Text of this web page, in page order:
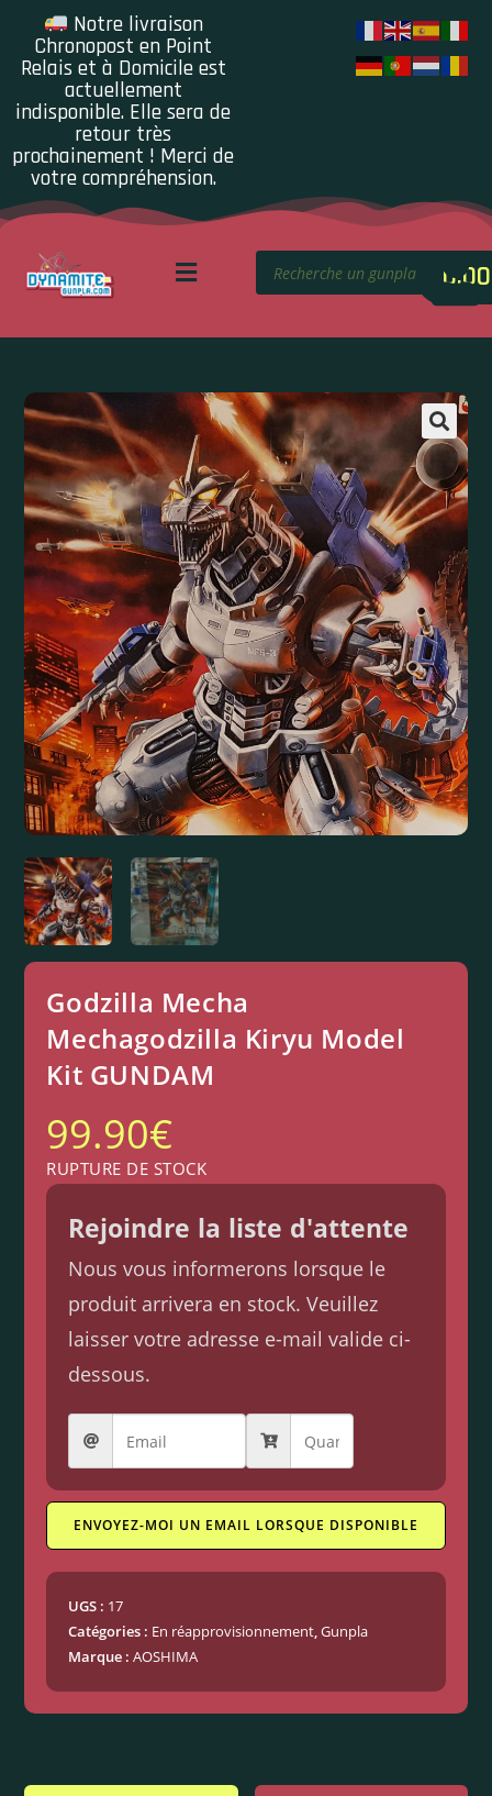
Notre livraison
Chronopost en Point
Relais et à Domicile est
actuellement
indisponible. Elle sera de
retour très
prochainement ! Merci de
votre compréhension.
0.00
Godzilla Mecha
Mechagodzilla Kiryu Model
Kit GUNDAM
99.90€
RUPTURE DE STOCK
Rejoindre la liste d'attente
Nous vous informerons lorsque le
produit arrivera en stock. Veuillez
laisser votre adresse e-mail valide ci-
dessous.
ENVOYEZ-MOI UN EMAIL LORSQUE DISPONIBLE
UGS : 17
Catégories : En réapprovisionnement,Gunpla
Marque :AOSHIMA